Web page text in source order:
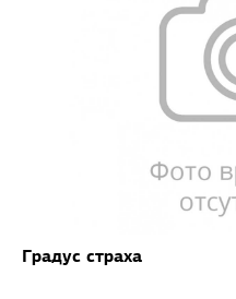
Градус страха